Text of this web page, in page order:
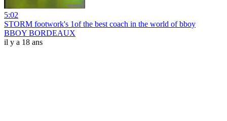
5:02
STORM footwork's 1of the best coach in the world of bboy
BBOY BORDEAUX
il y a 18 ans